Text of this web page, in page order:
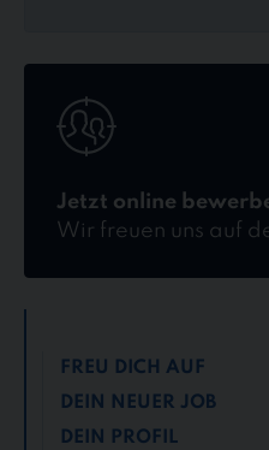
Jetzt online
Wir freuen uns auf
online
bewerben
FREU DICH AUF
DEIN NEUER JOB
DEIN PROFIL